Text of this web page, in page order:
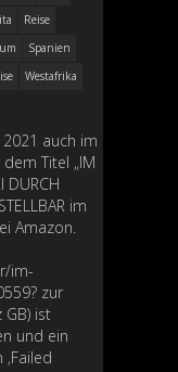
Reise
Spanien
Westafrika
auch im
dem Titel „IM
DURCH
im
Amazon.
im-
zur
GB) ist
und ein